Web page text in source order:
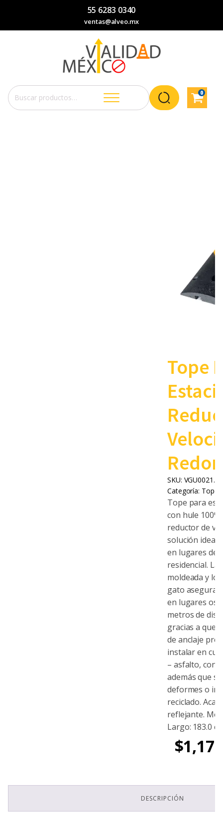
55 6283 0340
ventas@alveo.mx
Buscar
por:
0
Tope
SKU:
Categoría:
Tope para
con hule
reductor de
solución ideal
en lugares de
residencial.
moldeada y
gato
en lugares
metros de
gracias a que
de anclaje
instalar en
– asfalto,
además que
deformes o
reciclado.
reflejante.
Largo: 183.0
$
DESCRIPCIÓN